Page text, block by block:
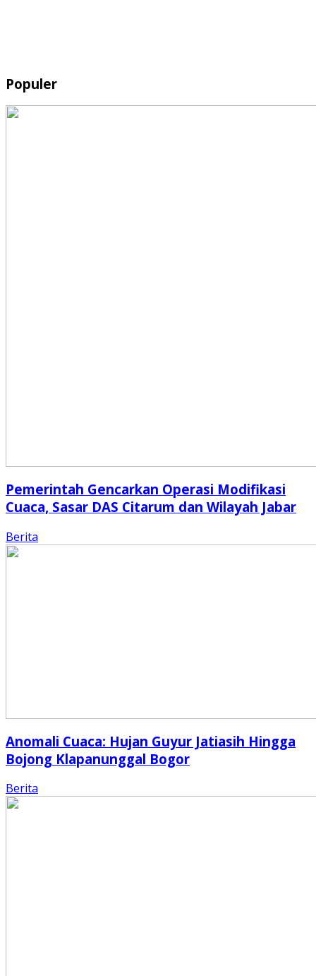
Populer
Pemerintah Gencarkan Operasi Modifikasi
Cuaca, Sasar DAS Citarum dan Wilayah Jabar
Berita
Anomali Cuaca: Hujan Guyur Jatiasih Hingga
Bojong Klapanunggal Bogor
Berita